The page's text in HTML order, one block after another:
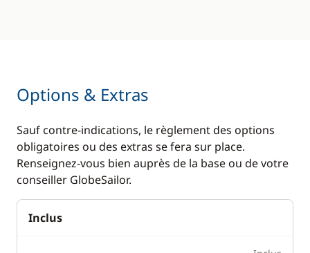
Options & Extras
Sauf contre-indications, le règlement des options
obligatoires ou des extras se fera sur place.
Renseignez-vous bien auprès de la base ou de votre
conseiller GlobeSailor.
Inclus